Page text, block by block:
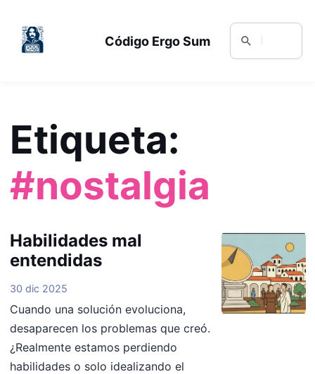
Código Ergo Sum
Etiqueta:
#nostalgia
Habilidades mal
entendidas
30 dic 2025
Cuando una solución evoluciona,
desaparecen los problemas que creó.
¿Realmente estamos perdiendo
habilidades o solo idealizando el